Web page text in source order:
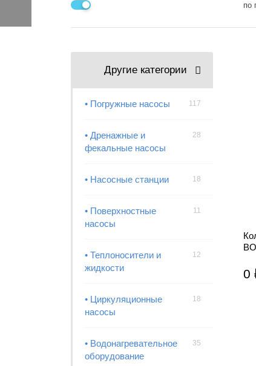
по
Другие категории
• Погружные насосы 117
• Дренажные и
фекальные насосы
28
• Насосные станции 18
• Поверхностные
насосы
11
• Теплоносители и
жидкости
12
• Циркуляционные
насосы
18
• Водонагревательное
оборудование
35
0